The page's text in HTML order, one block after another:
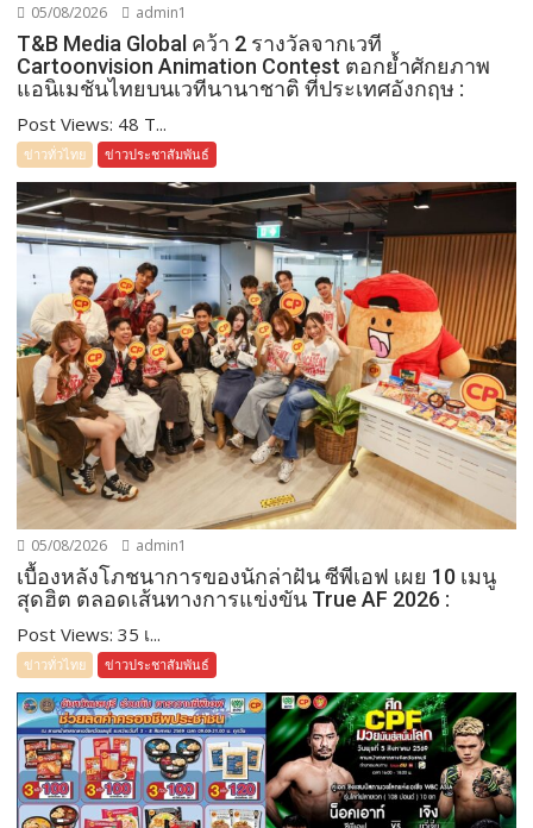
05/08/2026 admin1
T&B Media Global คว้า 2 รางวัลจากเวที
Cartoonvision Animation Contest ตอกย้ำศักยภาพ
แอนิเมชันไทยบนเวทีนานาชาติ ที่ประเทศอังกฤษ :
Post Views: 48 T...
ข่าวทั่วไทย ข่าวประชาสัมพันธ์
05/08/2026 admin1
เบื้องหลังโภชนาการของนักล่าฝัน ซีพีเอฟ เผย 10 เมนู
สุดฮิต ตลอดเส้นทางการแข่งขัน True AF 2026 :
Post Views: 35 เ...
ข่าวทั่วไทย ข่าวประชาสัมพันธ์